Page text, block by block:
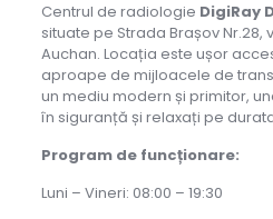
Centrul de radiologie DigiRay
situate pe Strada Brașov
Auchan. Locația este ușor
aproape de mijloacele de
un mediu modern și primitor,
în siguranță și relaxați pe
Program de funcționare:
Luni – Vineri: 08:00 – 19:30